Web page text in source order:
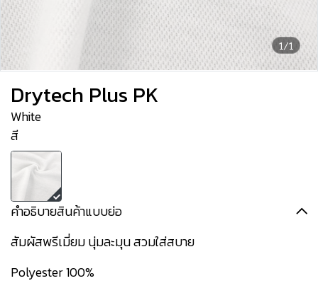
1/1
Drytech Plus PK
White
สี
คำอธิบายสินค้าแบบย่อ
สัมผัสพรีเมี่ยม นุ่มละมุน สวมใส่สบาย
Polyester 100%